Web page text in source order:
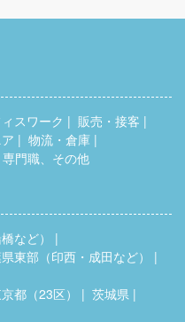
スワーク
販売・接客
物流・倉庫
専門職、その他
など）
東部（印西・成田など）
都（23区）
茨城県